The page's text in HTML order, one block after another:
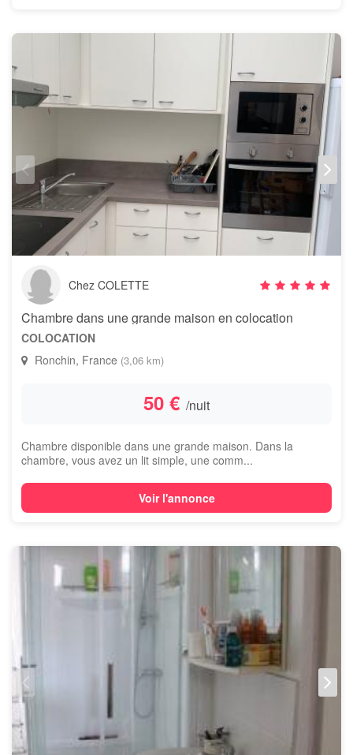
Chez COLETTE
Chambre dans une grande maison en colocation
COLOCATION
Ronchin, France (3,06 km)
50 € /nuit
Chambre disponible dans une grande maison. Dans la
chambre, vous avez un lit simple, une comm...
Voir l'annonce